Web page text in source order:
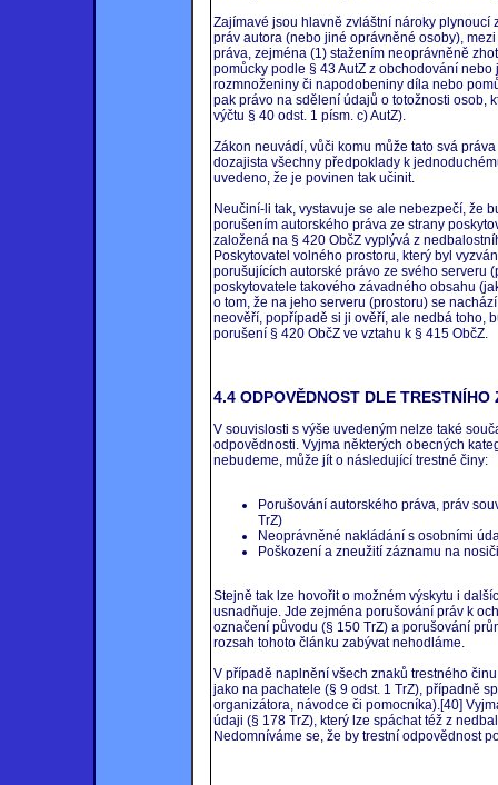
Zajímavé jsou hlavně zvláštní nároky plynoucí
práv autora (nebo jiné oprávněné osoby),
práva, zejména (1) stažením neoprávněně
pomůcky podle § 43 AutZ z obchodování
rozmnoženiny či napodobeniny díla nebo
pak právo na sdělení údajů o totožnosti osob,
výčtu § 40 odst. 1 písm. c) AutZ).
Zákon neuvádí, vůči komu může tato svá
dozajista všechny předpoklady k
uvedeno, že je povinen tak učinit.
Neučiní-li tak, vystavuje se ale nebezpečí, že
porušením autorského práva ze strany
založená na § 420 ObčZ vyplývá z
Poskytovatel volného prostoru, který byl
porušujících autorské právo ze svého serveru
poskytovatele takového závadného obsahu
o tom, že na jeho serveru (prostoru) se
neověří, popřípadě si ji ověří, ale nedbá toho,
porušení § 420 ObčZ ve vztahu k § 415 ObčZ.
4.4 ODPOVĚDNOST DLE
V souvislosti s výše uvedeným nelze také
odpovědnosti. Vyjma některých obecných
nebudeme, může jít o následující trestné činy:
Porušování autorského práva, práv
TrZ)
Neoprávněné nakládání s osobními
Poškození a zneužití záznamu na
Stejně tak lze hovořit o možném výskytu i
usnadňuje. Jde zejména porušování práv k
označení původu (§ 150 TrZ) a porušování
rozsah tohoto článku zabývat nehodláme.
V případě naplnění všech znaků trestného
jako na pachatele (§ 9 odst. 1 TrZ), případně
organizátora, návodce či pomocníka).[40]
údaji (§ 178 TrZ), který lze spáchat též z
Nedomníváme se, že by trestní odpovědnost